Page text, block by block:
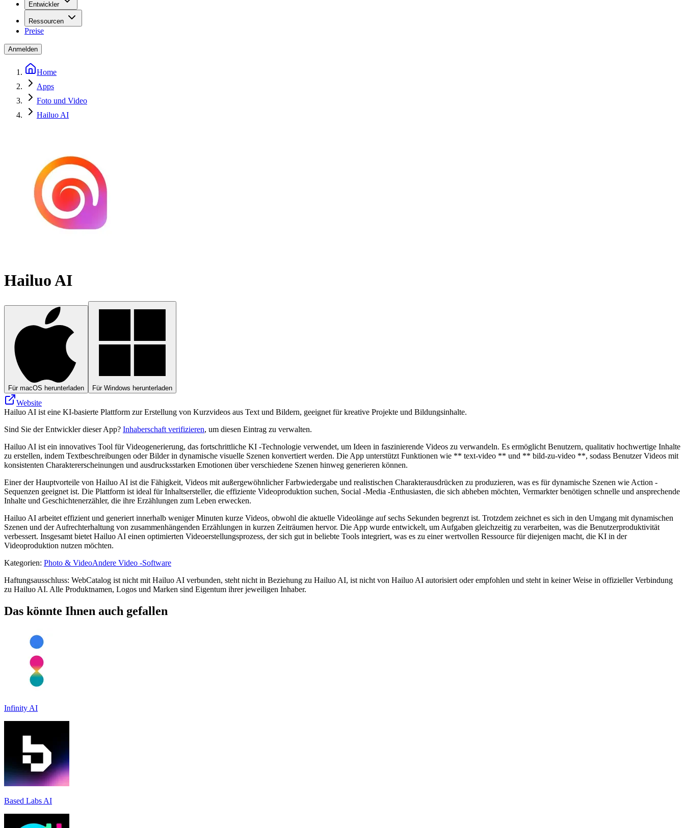
Entwickler
Ressourcen
Preise
Anmelden
Home
Apps
Foto und Video
Hailuo AI
Hailuo AI
Für macOS herunterladen Für Windows herunterladen
Website
Hailuo AI ist eine KI-basierte Plattform zur Erstellung von Kurzvideos aus Text und Bildern, geeignet für kreative Projekte und Bildungsinhalte.
Sind Sie der Entwickler dieser App? Inhaberschaft verifizieren, um diesen Eintrag zu verwalten.
Hailuo AI ist ein innovatives Tool für Videogenerierung, das fortschrittliche KI -Technologie verwendet, um Ideen in faszinierende Videos zu verwandeln. Es ermöglicht Benutzern, qualitativ hochwertige Inhalte
zu erstellen, indem Textbeschreibungen oder Bilder in dynamische visuelle Szenen konvertiert werden. Die App unterstützt Funktionen wie ** text-video ** und ** bild-zu-video **, sodass Benutzer Videos mit
konsistenten Charaktererscheinungen und ausdrucksstarken Emotionen über verschiedene Szenen hinweg generieren können.
Einer der Hauptvorteile von Hailuo AI ist die Fähigkeit, Videos mit außergewöhnlicher Farbwiedergabe und realistischen Charakterausdrücken zu produzieren, was es für dynamische Szenen wie Action -
Sequenzen geeignet ist. Die Plattform ist ideal für Inhaltsersteller, die effiziente Videoproduktion suchen, Social -Media -Enthusiasten, die sich abheben möchten, Vermarkter benötigen schnelle und ansprechende
Inhalte und Geschichtenerzähler, die ihre Erzählungen zum Leben erwecken.
Hailuo AI arbeitet effizient und generiert innerhalb weniger Minuten kurze Videos, obwohl die aktuelle Videolänge auf sechs Sekunden begrenzt ist. Trotzdem zeichnet es sich in den Umgang mit dynamischen
Szenen und der Aufrechterhaltung von zusammenhängenden Erzählungen in kurzen Zeiträumen hervor. Die App wurde entwickelt, um Aufgaben gleichzeitig zu verarbeiten, was die Benutzerproduktivität
verbessert. Insgesamt bietet Hailuo AI einen optimierten Videoerstellungsprozess, der sich gut in beliebte Tools integriert, was es zu einer wertvollen Ressource für diejenigen macht, die KI in der
Videoproduktion nutzen möchten.
Kategorien: Photo & VideoAndere Video -Software
Haftungsausschluss: WebCatalog ist nicht mit Hailuo AI verbunden, steht nicht in Beziehung zu Hailuo AI, ist nicht von Hailuo AI autorisiert oder empfohlen und steht in keiner Weise in offizieller Verbindung
zu Hailuo AI. Alle Produktnamen, Logos und Marken sind Eigentum ihrer jeweiligen Inhaber.
Das könnte Ihnen auch gefallen
Infinity AI
Based Labs AI